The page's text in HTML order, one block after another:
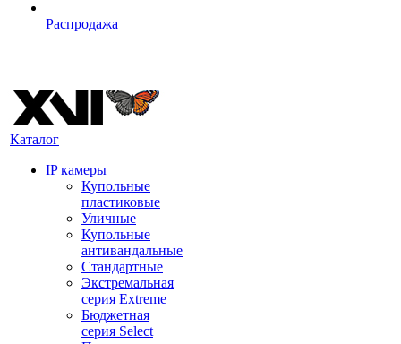
Распродажа
Каталог
IP камеры
Купольные
пластиковые
Уличные
Купольные
антивандальные
Стандартные
Экстремальная
серия Extreme
Бюджетная
серия Select